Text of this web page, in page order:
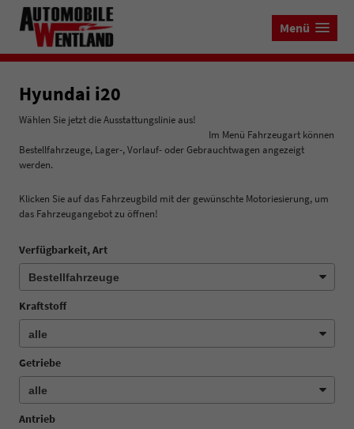
Menü
Hyundai i20
Wählen Sie jetzt die Ausstattungslinie aus!
Im Menü Fahrzeugart können
Bestellfahrzeuge, Lager-, Vorlauf- oder Gebrauchtwagen angezeigt
werden.
Klicken Sie auf das Fahrzeugbild mit der gewünschte Motoriesierung, um
das Fahrzeugangebot zu öffnen!
Verfügbarkeit, Art
Kraftstoff
Getriebe
Antrieb